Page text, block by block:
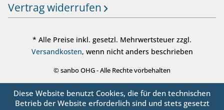
Vertrag widerrufen
* Alle Preise inkl. gesetzl. Mehrwertsteuer zzgl.
Versandkosten, wenn nicht anders beschrieben
© sanbo OHG - Alle Rechte vorbehalten
Diese Website benutzt Cookies, die für den technischen
Betrieb der Website erforderlich sind und stets gesetzt